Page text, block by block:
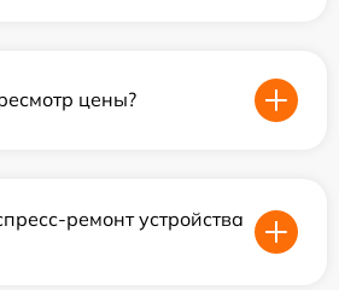
цены?
ремонт устройства